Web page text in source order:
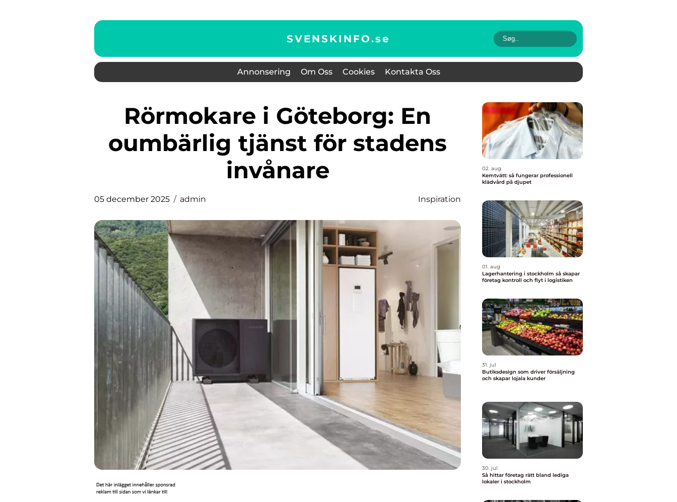
SVENSKINFO.se
Annonsering Om Oss Cookies Kontakta Oss
Rörmokare i Göteborg: En
oumbärlig tjänst för stadens
invånare
05 december 2025 admin Inspiration
02. aug
Kemtvätt: så fungerar professionell
klädvård på djupet
01. aug
Lagerhantering i stockholm så skapar
företag kontroll och flyt i logistiken
31. jul
Butiksdesign som driver försäljning
och skapar lojala kunder
30. jul
Så hittar företag rätt bland lediga
lokaler i stockholm